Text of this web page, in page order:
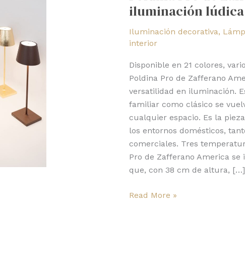
iluminación
Iluminación decorativa,
interior
Disponible en 21 colores,
Poldina Pro de Zafferano
versatilidad en iluminación.
familiar como clásico se
cualquier espacio. Es la
los entornos domésticos,
comerciales. Tres
Pro de Zafferano America
que, con 38 cm de altura, […]
Zafferano
iluminación
lúdica
y
colorida
Read More »